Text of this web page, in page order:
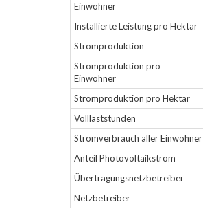
Einwohner
Installierte Leistung pro Hektar
Stromproduktion
Stromproduktion pro
Einwohner
Stromproduktion pro Hektar
Volllaststunden
Stromverbrauch aller Einwohner
Anteil Photovoltaikstrom
Übertragungsnetzbetreiber
Netzbetreiber